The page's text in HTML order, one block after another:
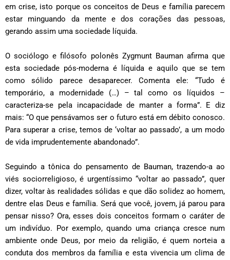
em crise, isto porque os conceitos de Deus e família parecem
estar minguando da mente e dos corações das pessoas,
gerando assim uma sociedade líquida.
O sociólogo e filósofo polonês Zygmunt Bauman afirma que
esta sociedade pós-moderna é líquida e aquilo que se tem
como sólido parece desaparecer. Comenta ele: “Tudo é
temporário, a modernidade (…) – tal como os líquidos –
caracteriza-se pela incapacidade de manter a forma”. E diz
mais: “O que pensávamos ser o futuro está em débito conosco.
Para superar a crise, temos de ‘voltar ao passado’, a um modo
de vida imprudentemente abandonado”.
Seguindo a tônica do pensamento de Bauman, trazendo-a ao
viés sociorreligioso, é urgentíssimo “voltar ao passado”, quer
dizer, voltar às realidades sólidas e que dão solidez ao homem,
dentre elas Deus e família. Será que você, jovem, já parou para
pensar nisso? Ora, esses dois conceitos formam o caráter de
um indivíduo. Por exemplo, quando uma criança cresce num
ambiente onde Deus, por meio da religião, é quem norteia a
conduta dos membros da família e esta vivencia um clima de